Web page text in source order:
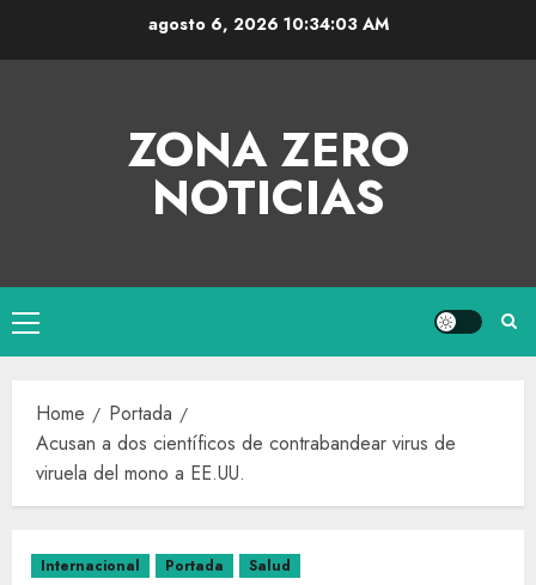
agosto 6, 2026 10:34:04 AM
ZONA ZERO
NOTICIAS
Home
Portada
Acusan a dos científicos de contrabandear virus de
viruela del mono a EE.UU.
Internacional Portada Salud